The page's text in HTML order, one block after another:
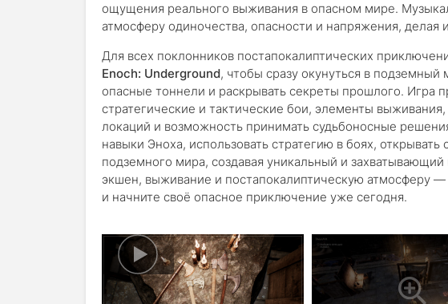
ощущения реального выживания в опасном мире.
атмосферу одиночества, опасности и напряжения,
Для всех поклонников постапокалиптических
Enoch: Underground, чтобы сразу окунуться в подземный
опасные тоннели и раскрывать секреты прошлого. Игра
стратегические и тактические бои, элементы
локаций и возможность принимать судьбоносные
навыки Эноха, использовать стратегию в боях,
подземного мира, создавая уникальный и
экшен, выживание и постапокалиптическую атмосферу —
и начните своё опасное приключение уже сегодня.